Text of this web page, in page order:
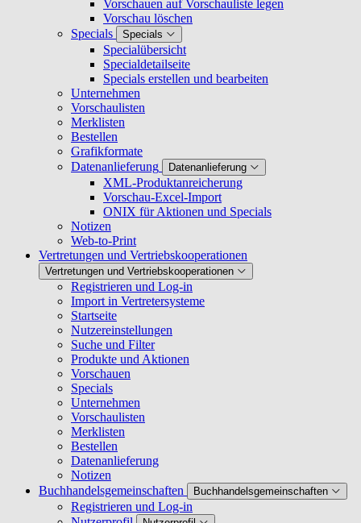
Vorschauen auf Vorschauliste legen
Vorschau löschen
Specials
Specials
Specialübersicht
Specialdetailseite
Specials erstellen und bearbeiten
Unternehmen
Vorschaulisten
Merklisten
Bestellen
Grafikformate
Datenanlieferung
Datenanlieferung
XML-Produktanreicherung
Vorschau-Excel-Import
ONIX für Aktionen und Specials
Notizen
Web-to-Print
Vertretungen und Vertriebskooperationen
Vertretungen und Vertriebskooperationen
Registrieren und Log-in
Import in Vertretersysteme
Startseite
Nutzereinstellungen
Suche und Filter
Produkte und Aktionen
Vorschauen
Specials
Unternehmen
Vorschaulisten
Merklisten
Bestellen
Datenanlieferung
Notizen
Buchhandelsgemeinschaften
Buchhandelsgemeinschaften
Registrieren und Log-in